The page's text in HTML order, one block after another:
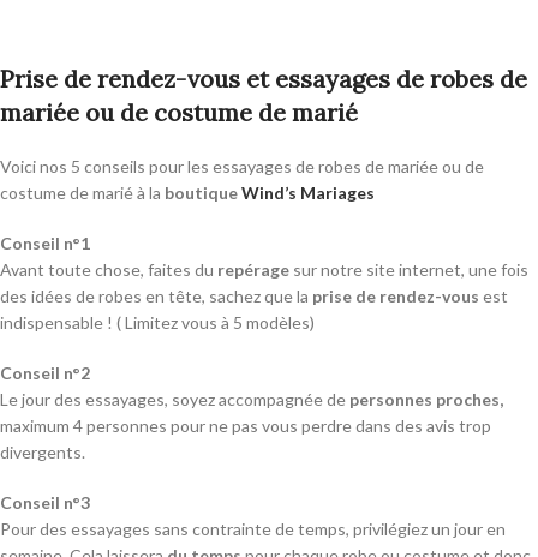
Prise de rendez-vous et essayages de robes de
mariée ou de costume de marié
Voici nos 5 conseils pour les essayages de robes de mariée ou de
costume de marié à la boutiqueWind’s Mariages
Conseil n°1
Avant toute chose, faites du repérage sur notre site internet, une fois
des idées de robes en tête, sachez que la prise de rendez-vous est
indispensable ! ( Limitez vous à 5 modèles)
Conseil n°2
Le jour des essayages, soyez accompagnée de personnes proches,
maximum 4 personnes pour ne pas vous perdre dans des avis trop
divergents.
Conseil n°3
Pour des essayages sans contrainte de temps, privilégiez un jour en